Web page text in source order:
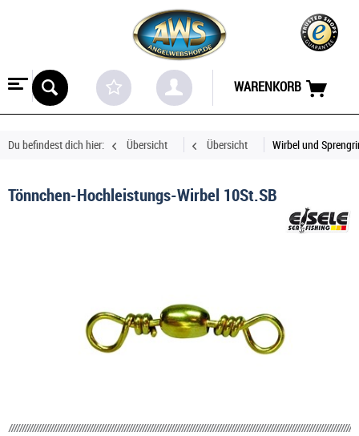
WARENKORB
Du befindest dich hier: Übersicht Übersicht Wirbel und
Tönnchen-Hochleistungs-Wirbel 10St.SB